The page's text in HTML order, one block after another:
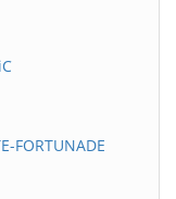
FORTUNADE